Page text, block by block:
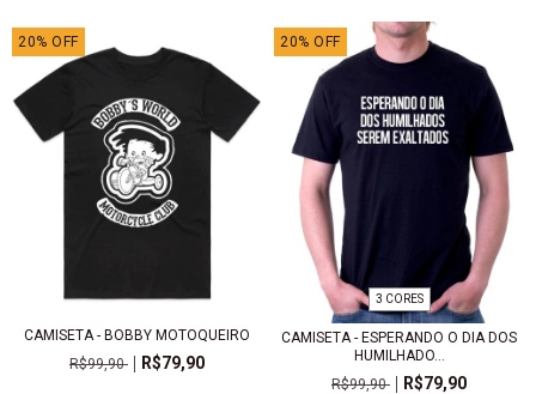
20% OFF
CAMISETA - BOBBY MOTOQUEIRO
R$99,90
R$79,90
20% OFF
3 CORES
CAMISETA - ESPERANDO O DIA DOS
HUMILHADO...
R$99,90
R$79,90